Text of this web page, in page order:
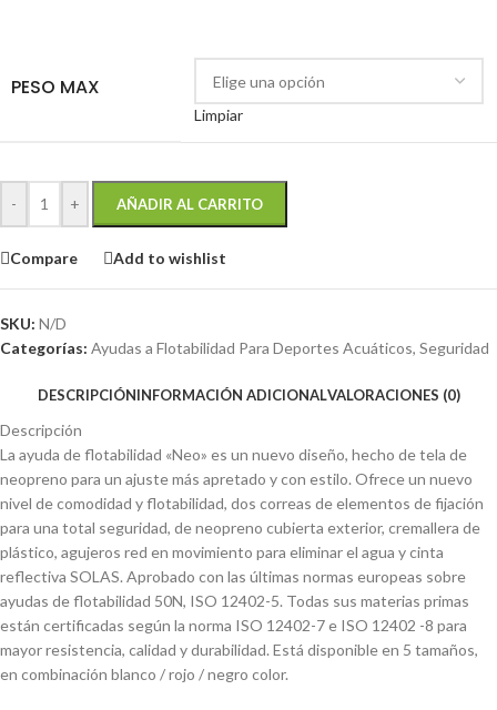
PESO MAX
Limpiar
- + AÑADIR AL CARRITO
Compare Add to wishlist
SKU: N/D
Categorías: Ayudas a Flotabilidad Para Deportes Acuáticos, Seguridad
DESCRIPCIÓNINFORMACIÓN ADICIONALVALORACIONES (0)
Descripción
La ayuda de flotabilidad «Neo» es un nuevo diseño, hecho de tela de
neopreno para un ajuste más apretado y con estilo. Ofrece un nuevo
nivel de comodidad y flotabilidad, dos correas de elementos de fijación
para una total seguridad, de neopreno cubierta exterior, cremallera de
plástico, agujeros red en movimiento para eliminar el agua y cinta
reflectiva SOLAS. Aprobado con las últimas normas europeas sobre
ayudas de flotabilidad 50N, ISO 12402-5. Todas sus materias primas
están certificadas según la norma ISO 12402-7 e ISO 12402 -8 para
mayor resistencia, calidad y durabilidad. Está disponible en 5 tamaños,
en combinación blanco / rojo / negro color.